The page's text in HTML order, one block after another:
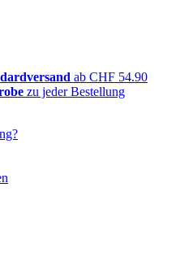
ab CHF 54.90
zu jeder Bestellung